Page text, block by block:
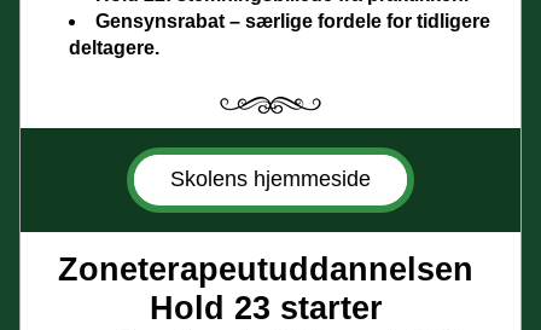
Gensynsrabat – særlige fordele for tidligere
deltagere.
Skolens hjemmeside
Zoneterapeutuddannelsen
Hold 23 starter